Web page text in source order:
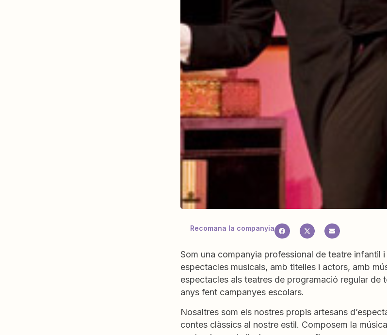
Recomana la companyia
Som una companyia professional de teatre infantil
espectacles musicals, amb titelles i actors, amb
espectacles als teatres de programació regular de
anys fent campanyes escolars.
Nosaltres som els nostres propis artesans
contes clàssics al nostre estil. Composem la